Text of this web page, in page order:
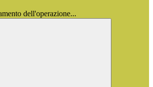
dell'operazione...